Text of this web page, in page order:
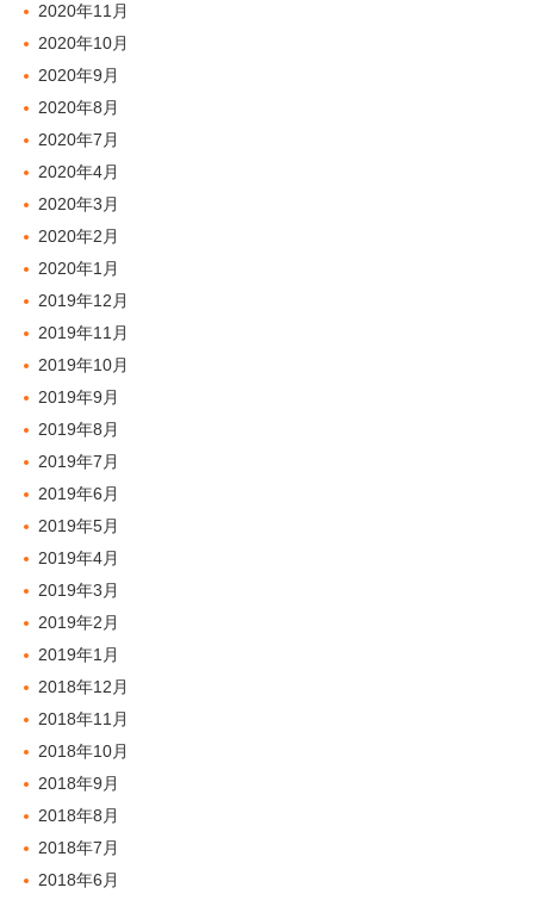
2020年11月
2020年10月
2020年9月
2020年8月
2020年7月
2020年4月
2020年3月
2020年2月
2020年1月
2019年12月
2019年11月
2019年10月
2019年9月
2019年8月
2019年7月
2019年6月
2019年5月
2019年4月
2019年3月
2019年2月
2019年1月
2018年12月
2018年11月
2018年10月
2018年9月
2018年8月
2018年7月
2018年6月